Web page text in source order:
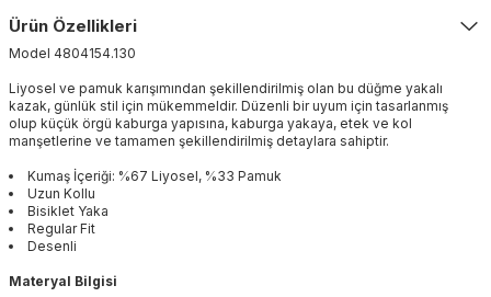
Ürün Özellikleri
Model 4804154.130
Liyosel ve pamuk karışımından şekillendirilmiş olan bu düğme yakalı
kazak, günlük stil için mükemmeldir. Düzenli bir uyum için tasarlanmış
olup küçük örgü kaburga yapısına, kaburga yakaya, etek ve kol
manşetlerine ve tamamen şekillendirilmiş detaylara sahiptir.
Kumaş İçeriği: %67 Liyosel, %33 Pamuk
Uzun Kollu
Bisiklet Yaka
Regular Fit
Desenli
Materyal Bilgisi